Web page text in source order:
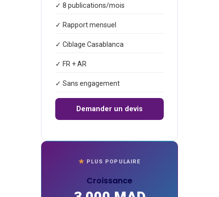
✓ 8 publications/mois
✓ Rapport mensuel
✓ Ciblage Casablanca
✓ FR + AR
✓ Sans engagement
Demander un devis
PLUS POPULAIRE
Croissance